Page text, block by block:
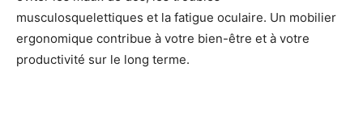
musculosquelettiques et la fatigue oculaire. Un mobilier
ergonomique contribue à votre bien-être et à votre
productivité sur le long terme.